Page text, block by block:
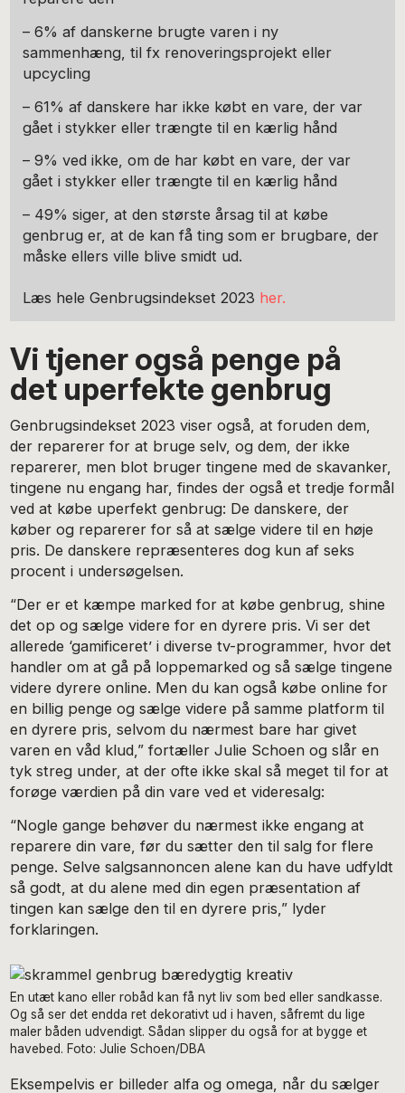
– 6% af danskerne brugte varen i ny
sammenhæng, til fx renoveringsprojekt eller
upcycling
– 61% af danskere har ikke købt en vare, der var
gået i stykker eller trængte til en kærlig hånd
– 9% ved ikke, om de har købt en vare, der var
gået i stykker eller trængte til en kærlig hånd
– 49% siger, at den største årsag til at købe
genbrug er, at de kan få ting som er brugbare, der
måske ellers ville blive smidt ud.
Læs hele Genbrugsindekset 2023 her.
Vi tjener også penge på
det uperfekte genbrug
Genbrugsindekset 2023 viser også, at foruden dem,
der reparerer for at bruge selv, og dem, der ikke
reparerer, men blot bruger tingene med de skavanker,
tingene nu engang har, findes der også et tredje formål
ved at købe uperfekt genbrug: De danskere, der
køber og reparerer for så at sælge videre til en høje
pris. De danskere repræsenteres dog kun af seks
procent i undersøgelsen.
“Der er et kæmpe marked for at købe genbrug, shine
det op og sælge videre for en dyrere pris. Vi ser det
allerede ‘gamificeret’ i diverse tv-programmer, hvor det
handler om at gå på loppemarked og så sælge tingene
videre dyrere online. Men du kan også købe online for
en billig penge og sælge videre på samme platform til
en dyrere pris, selvom du nærmest bare har givet
varen en våd klud,” fortæller Julie Schoen og slår en
tyk streg under, at der ofte ikke skal så meget til for at
forøge værdien på din vare ved et videresalg:
“Nogle gange behøver du nærmest ikke engang at
reparere din vare, før du sætter den til salg for flere
penge. Selve salgsannoncen alene kan du have udfyldt
så godt, at du alene med din egen præsentation af
tingen kan sælge den til en dyrere pris,” lyder
forklaringen.
En utæt kano eller robåd kan få nyt liv som bed eller sandkasse.
Og så ser det endda ret dekorativt ud i haven, såfremt du lige
maler båden udvendigt. Sådan slipper du også for at bygge et
havebed. Foto: Julie Schoen/DBA
Eksempelvis er billeder alfa og omega, når du sælger